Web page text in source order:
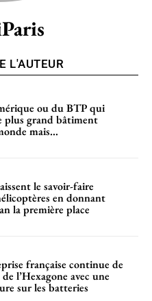
L'AUTEUR
ou du BTP qui
plus grand bâtiment
mais...
le savoir-faire
en donnant
la première place
française continue de
l’Hexagone avec une
sur les batteries